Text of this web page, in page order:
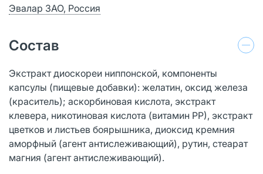
Эвалар ЗАО, Россия
Состав
Экстракт диоскореи ниппонской, компоненты
капсулы (пищевые добавки): желатин, оксид железа
(краситель); аскорбиновая кислота, экстракт
клевера, никотиновая кислота (витамин РР), экстракт
цветков и листьев боярышника, диоксид кремния
аморфный (агент антислеживающий), рутин, стеарат
магния (агент антислеживающий).